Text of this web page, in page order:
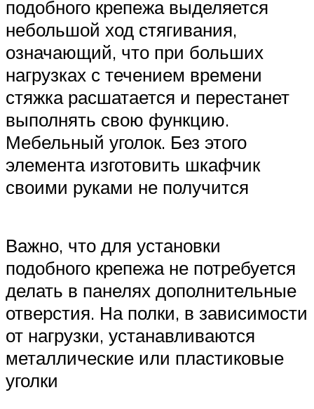
подобного крепежа выделяется
небольшой ход стягивания,
означающий, что при больших
нагрузках с течением времени
стяжка расшатается и перестанет
выполнять свою функцию.
Мебельный уголок. Без этого
элемента изготовить шкафчик
своими руками не получится
Важно, что для установки
подобного крепежа не потребуется
делать в панелях дополнительные
отверстия. На полки, в зависимости
от нагрузки, устанавливаются
металлические или пластиковые
уголки